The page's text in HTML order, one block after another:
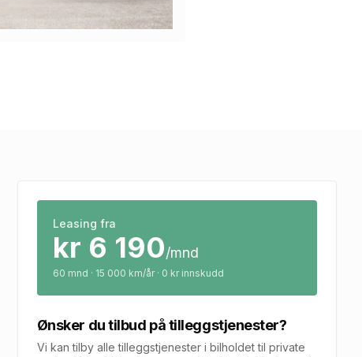
Leasing fra
kr 6 190/mnd
60 mnd · 15 000 km/år · 0 kr innskudd
Ønsker du tilbud på tilleggstjenester?
Vi kan tilby alle tilleggstjenester i bilholdet til private